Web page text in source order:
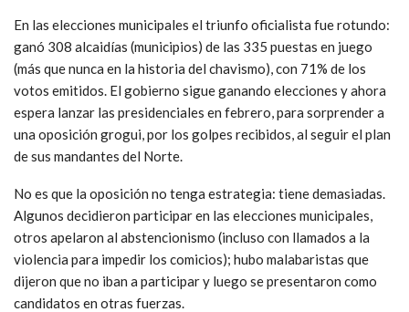
En las elecciones municipales el triunfo oficialista fue rotundo:
ganó 308 alcaidías (municipios) de las 335 puestas en juego
(más que nunca en la historia del chavismo), con 71% de los
votos emitidos. El gobierno sigue ganando elecciones y ahora
espera lanzar las presidenciales en febrero, para sorprender a
una oposición grogui, por los golpes recibidos, al seguir el plan
de sus mandantes del Norte.
No es que la oposición no tenga estrategia: tiene demasiadas.
Algunos decidieron participar en las elecciones municipales,
otros apelaron al abstencionismo (incluso con llamados a la
violencia para impedir los comicios); hubo malabaristas que
dijeron que no iban a participar y luego se presentaron como
candidatos en otras fuerzas.